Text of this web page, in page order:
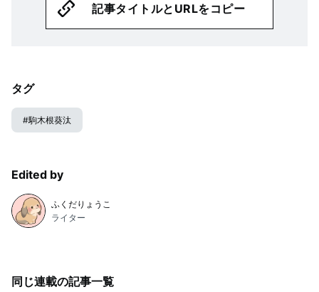
記事タイトルとURLをコピー
タグ
#駒木根葵汰
Edited by
ふくだりょうこ
ライター
同じ連載の記事一覧